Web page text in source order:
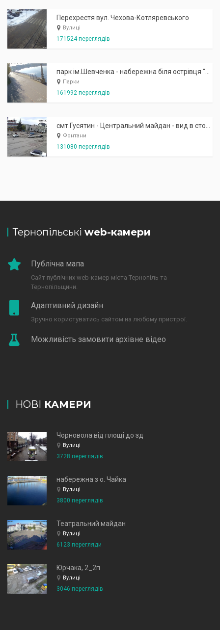
Перехрестя вул. Чехова-Котляревського
Вулиці
171524 переглядів
Парки
161992 переглядів
Фонтани
131080 переглядів
Тернопільські web-камери
Публічна мапа
Сайт публічних web-камер міста Тернопіль та
Тернопільщини.
Адаптивний дизайн
Зручно користуватись сайтом на любому пристрої.
Можливість замовити архівне відео
НОВІ КАМЕРИ
Чорновола від площі до зд
Вулиці
3728 переглядів
набережна з о. Чайка
Вулиці
3800 переглядів
Театральний майдан
Вулиці
6123 перегляди
Юрчака, 2_2п
Вулиці
3046 переглядів